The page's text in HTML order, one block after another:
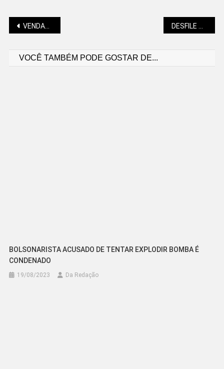
Navegação
VENDAS DE AUTOMÓVEIS COM ALTA DE 9,22% NO ACUMULADO DO ANO DESFILE DOS 150 ANOS ABRE INSCRIÇÕES
VOCÊ TAMBÉM PODE GOSTAR DE...
BOLSONARISTA ACUSADO DE TENTAR EXPLODIR BOMBA É
CONDENADO
19/08/2023 Da Redação